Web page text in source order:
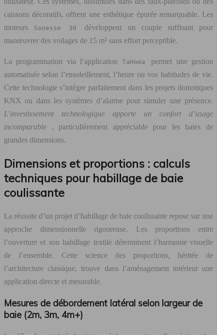
caissons décoratifs, offrent une esthétique épurée remarquable. Les
moteurs
Sonesse 30développent un couple suffisant pour
manœuvrer des voilages de 15 m² sans effort perceptible.
La programmation via l’application TaHoma permet une gestion
automatisée selon l’ensoleillement, l’heure ou vos habitudes de vie.
Cette technologie s’intègre parfaitement dans les projets domotiques
KNX ou dans les systèmes d’alarme pour simuler une présence.
L’investissement technologique apporte un confort d’usage
incomparable , particulièrement appréciable pour les baies de
grandes dimensions.
Dimensions et proportions : calculs
techniques pour habillage de baie
coulissante
La réussite d’un projet d’habillage de baie coulissante repose sur une
approche dimensionnelle rigoureuse. Les proportions entre
l’ouverture et son habillage textile déterminent l’harmonie visuelle
de l’ensemble. Cette science des proportions, héritée de
l’architecture classique, trouve dans l’aménagement intérieur une
application directe et mesurable.
Mesures de débordement latéral selon largeur de
baie (2m, 3m, 4m+)